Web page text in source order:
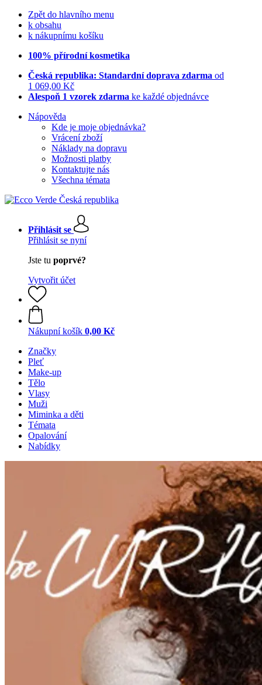
Zpět do hlavního menu
k obsahu
k nákupnímu košíku
100% přírodní kosmetika
Česká republika: Standardní doprava zdarma od
1 069,00 Kč
Alespoň 1 vzorek zdarma ke každé objednávce
Nápověda
Kde je moje objednávka?
Vrácení zboží
Náklady na dopravu
Možnosti platby
Kontaktujte nás
Všechna témata
Přihlásit se
Přihlásit se nyní
Jste tu poprvé?
Vytvořit účet
Nákupní košík 0,00 Kč
Značky
Pleť
Make-up
Tělo
Vlasy
Muži
Miminka a děti
Témata
Opalování
Nabídky